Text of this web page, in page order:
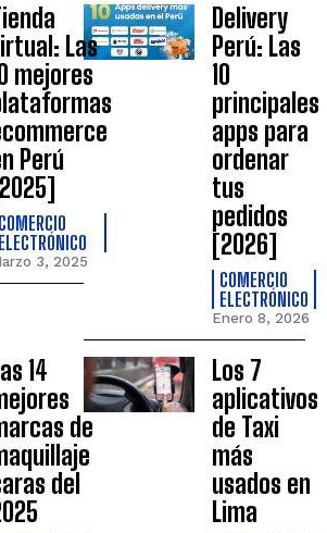
Las
mejores
Perú
COMERCIO
ELECTRÓNICO
3, 2025
Delivery
Perú: Las
10
principales
apps para
ordenar
tus
pedidos
[2026]
COMERCIO
ELECTRÓNICO
Enero 8, 2026
14
de
del
Los 7
aplicativos
de Taxi
más
usados en
Lima